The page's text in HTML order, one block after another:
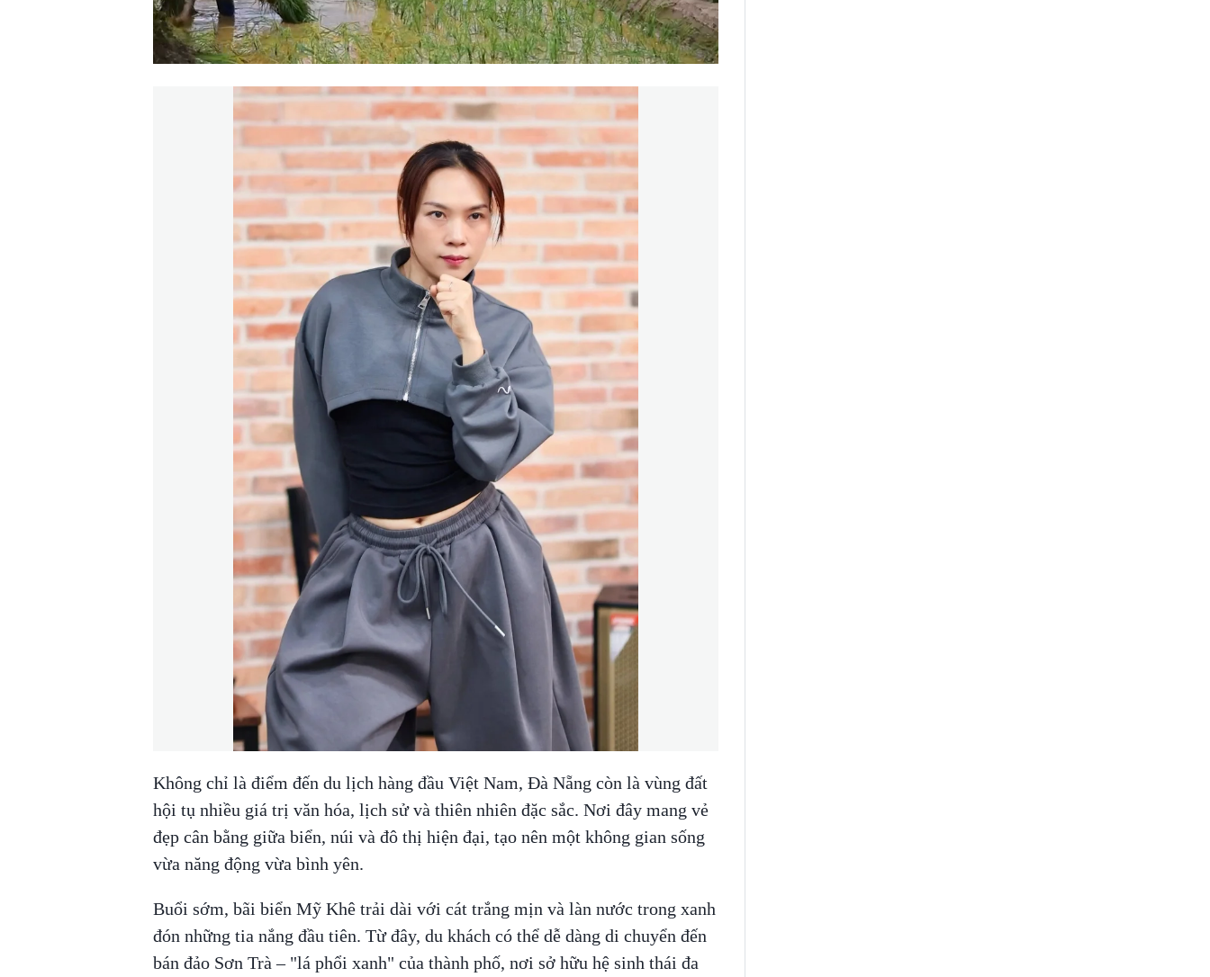
Không chỉ là điểm đến du lịch hàng đầu Việt Nam, Đà Nẵng còn là vùng đất
hội tụ nhiều giá trị văn hóa, lịch sử và thiên nhiên đặc sắc. Nơi đây mang vẻ
đẹp cân bằng giữa biển, núi và đô thị hiện đại, tạo nên một không gian sống
vừa năng động vừa bình yên.
Buổi sớm, bãi biển Mỹ Khê trải dài với cát trắng mịn và làn nước trong xanh
đón những tia nắng đầu tiên. Từ đây, du khách có thể dễ dàng di chuyển đến
bán đảo Sơn Trà – "lá phổi xanh" của thành phố, nơi sở hữu hệ sinh thái đa